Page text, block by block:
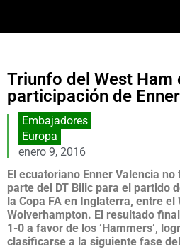
Triunfo del West Ham
participación de
Embajadores
Europa
enero 9, 2016
El ecuatoriano Enner Valencia
parte del DT Bilic para el partido
la Copa FA en Inglaterra, entre el
Wolverhampton. El resultado
1-0 a favor de los ‘Hammers’,
clasificarse a la siguiente fase